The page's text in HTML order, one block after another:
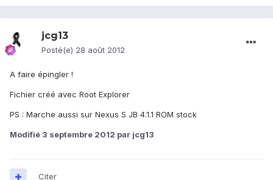
jcg13
Posté(e) 28 août 2012
A faire épingler !
Fichier créé avec Root Explorer
PS : Marche aussi sur Nexus S JB 4.1.1 ROM stock
Modifié 3 septembre 2012 par jcg13
Citer